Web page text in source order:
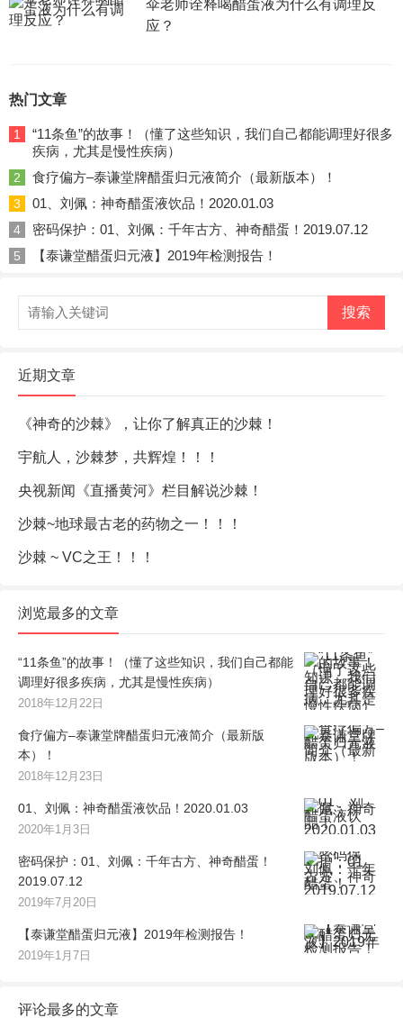
伞老师诠释喝醋蛋液为什么有调理反
应？
热门文章
1
“11条鱼”的故事！（懂了这些知识，我们自己都能调理好很多
疾病，尤其是慢性疾病）
2 食疗偏方–泰谦堂牌醋蛋归元液简介（最新版本）！
3 01、刘佩：神奇醋蛋液饮品！2020.01.03
4 密码保护：01、刘佩：千年古方、神奇醋蛋！2019.07.12
5 【泰谦堂醋蛋归元液】2019年检测报告！
搜索
近期文章
《神奇的沙棘》，让你了解真正的沙棘！
宇航人，沙棘梦，共辉煌！！！
央视新闻《直播黄河》栏目解说沙棘！
沙棘~地球最古老的药物之一！！！
沙棘 ~ VC之王！！！
浏览最多的文章
“11条鱼”的故事！（懂了这些知识，我们自己都能
调理好很多疾病，尤其是慢性疾病）
2018年12月22日
食疗偏方–泰谦堂牌醋蛋归元液简介（最新版
本）！
2018年12月23日
01、刘佩：神奇醋蛋液饮品！2020.01.03
2020年1月3日
密码保护：01、刘佩：千年古方、神奇醋蛋！
2019.07.12
2019年7月20日
【泰谦堂醋蛋归元液】2019年检测报告！
2019年1月7日
评论最多的文章